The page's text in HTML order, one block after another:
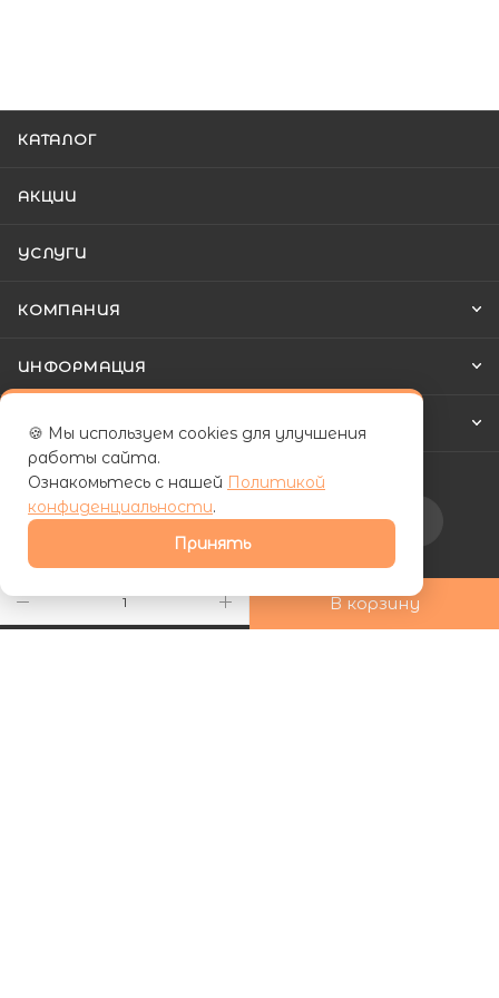
В корзину
КАТАЛОГ
АКЦИИ
УСЛУГИ
КОМПАНИЯ
ИНФОРМАЦИЯ
КАК КУПИТЬ
Подписаться на рассылку
+7 (800) 555-81-19
🍪 Мы используем cookies для улучшения
работы сайта.
Ознакомьтесь с нашей Политикой
конфиденциальности.
Принять